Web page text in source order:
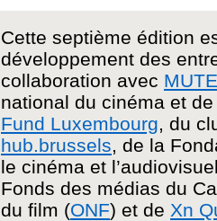
Cette septième édition
développement des
collaboration avec
national du cinéma et
Fund Luxembourg, du
hub.brussels, de la
le cinéma et
Fonds des médias du
du film (ONF) et de Xn